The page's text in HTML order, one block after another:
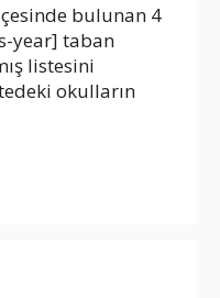
bulunan 4
year] taban
listesini
okulların